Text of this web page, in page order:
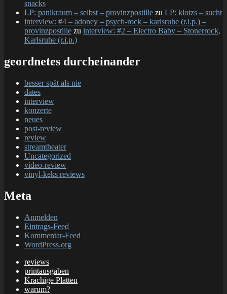
snacks
LP: panikraum – selbst – provinzpostille zu LP: klotzs – sucht
interview: #4 – adoney – psych-rock – karlsruhe (r.i.p.) –
provinzpostille zu interview: #2 – Electro Baby – Stonerrock,
Karlsruhe (r.i.p.)
geordnetes durcheinander
besser spät als nie
dates
interview
konzerte
neues
post-review
review
streamtheater
Uncategorized
video-review
vinyl-keks reviews
Meta
Anmelden
Eintrags-Feed
Kommentar-Feed
WordPress.org
reviews
printausgaben
Krachige Platten
warum?